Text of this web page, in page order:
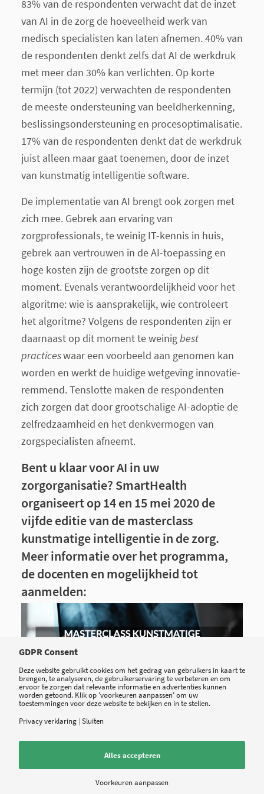
83% van de respondenten verwacht dat de inzet
van AI in de zorg de hoeveelheid werk van
medisch specialisten kan laten afnemen. 40% van
de respondenten denkt zelfs dat AI de werkdruk
met meer dan 30% kan verlichten. Op korte
termijn (tot 2022) verwachten de respondenten
de meeste ondersteuning van beeldherkenning,
beslissingsondersteuning en procesoptimalisatie.
17% van de respondenten denkt dat de werkdruk
juist alleen maar gaat toenemen, door de inzet
van kunstmatig intelligentie software.
De implementatie van AI brengt ook zorgen met
zich mee. Gebrek aan ervaring van
zorgprofessionals, te weinig IT-kennis in huis,
gebrek aan vertrouwen in de AI-toepassing en
hoge kosten zijn de grootste zorgen op dit
moment. Evenals verantwoordelijkheid voor het
algoritme: wie is aansprakelijk, wie controleert
het algoritme? Volgens de respondenten zijn er
daarnaast op dit moment te weinigbest
practiceswaar een voorbeeld aan genomen kan
worden en werkt de huidige wetgeving innovatie-
remmend. Tenslotte maken de respondenten
zich zorgen dat door grootschalige AI-adoptie de
zelfredzaamheid en het denkvermogen van
zorgspecialisten afneemt.
Bent u klaar voor AI in uw
zorgorganisatie? SmartHealth
organiseert op 14 en 15 mei 2020 de
vijfde editie van de masterclass
kunstmatige intelligentie in de zorg.
Meer informatie over het programma,
de docenten en mogelijkheid tot
aanmelden:
Tweet Share Share
GDPR Consent
Deze website gebruikt cookies om het gedrag van gebruikers in kaart te
brengen, te analyseren, de gebruikerservaring te verbeteren en om
ervoor te zorgen dat relevante informatie en advertenties kunnen
worden getoond. Klik op 'voorkeuren aanpassen' om uw
toestemmingen voor deze website te bekijken en in te stellen.
Privacy verklaring | Sluiten
Alles accepteren
Voorkeuren aanpassen